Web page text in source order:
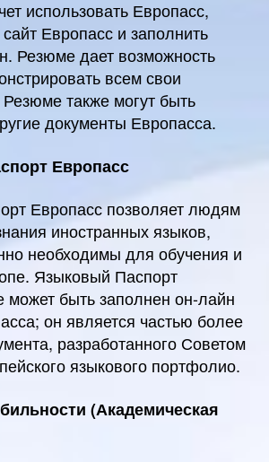
использовать Европасс,
Европасс и заполнить
Резюме дает возможность
всем свои
также могут быть
документы Европасса.
Европасс
Европасс позволяет людям
иностранных языков,
необходимы для обучения и
Языковый Паспорт
может быть заполнен он-лайн
он является частью более
разработанного Советом
языкового портфолио.
(Академическая